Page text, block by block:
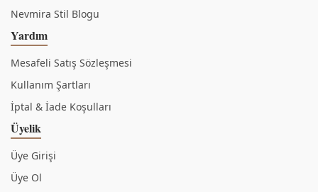
Nevmira Stil Blogu
Yardım
Mesafeli Satış Sözleşmesi
Kullanım Şartları
İptal & İade Koşulları
Üyelik
Üye Girişi
Üye Ol